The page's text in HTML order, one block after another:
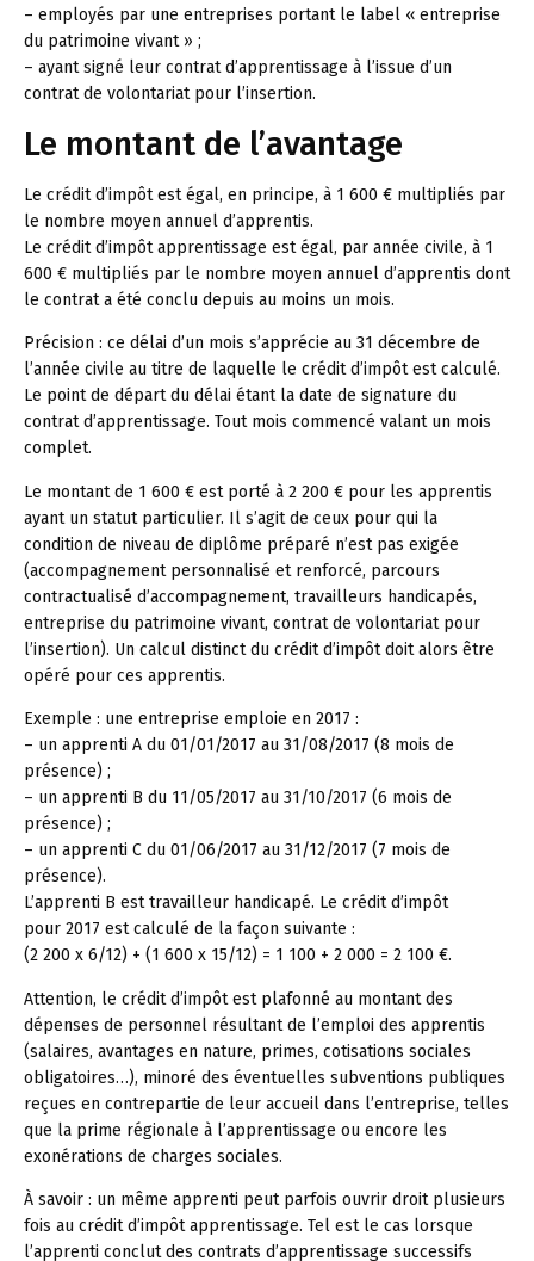
– employés par une entreprises portant le label « entreprise
du patrimoine vivant » ;
– ayant signé leur contrat d’apprentissage à l’issue d’un
contrat de volontariat pour l’insertion.
Le montant de l’avantage
Le crédit d’impôt est égal, en principe, à 1 600 € multipliés par
le nombre moyen annuel d’apprentis.
Le crédit d’impôt apprentissage est égal, par année civile, à 1
600 € multipliés par le nombre moyen annuel d’apprentis dont
le contrat a été conclu depuis au moins un mois.
Précision : ce délai d’un mois s’apprécie au 31 décembre de
l’année civile au titre de laquelle le crédit d’impôt est calculé.
Le point de départ du délai étant la date de signature du
contrat d’apprentissage. Tout mois commencé valant un mois
complet.
Le montant de 1 600 € est porté à 2 200 € pour les apprentis
ayant un statut particulier. Il s’agit de ceux pour qui la
condition de niveau de diplôme préparé n’est pas exigée
(accompagnement personnalisé et renforcé, parcours
contractualisé d’accompagnement, travailleurs handicapés,
entreprise du patrimoine vivant, contrat de volontariat pour
l’insertion). Un calcul distinct du crédit d’impôt doit alors être
opéré pour ces apprentis.
Exemple : une entreprise emploie en 2017 :
– un apprenti A du 01/01/2017 au 31/08/2017 (8 mois de
présence) ;
– un apprenti B du 11/05/2017 au 31/10/2017 (6 mois de
présence) ;
– un apprenti C du 01/06/2017 au 31/12/2017 (7 mois de
présence).
L’apprenti B est travailleur handicapé. Le crédit d’impôt
pour 2017 est calculé de la façon suivante :
(2 200 x 6/12) + (1 600 x 15/12) = 1 100 + 2 000 = 2 100 €.
Attention, le crédit d’impôt est plafonné au montant des
dépenses de personnel résultant de l’emploi des apprentis
(salaires, avantages en nature, primes, cotisations sociales
obligatoires…), minoré des éventuelles subventions publiques
reçues en contrepartie de leur accueil dans l’entreprise, telles
que la prime régionale à l’apprentissage ou encore les
exonérations de charges sociales.
À savoir : un même apprenti peut parfois ouvrir droit plusieurs
fois au crédit d’impôt apprentissage. Tel est le cas lorsque
l’apprenti conclut des contrats d’apprentissage successifs